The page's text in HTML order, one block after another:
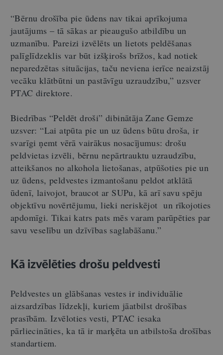
“Bērnu drošība pie ūdens nav tikai aprīkojuma
jautājums – tā sākas ar pieaugušo atbildību un
uzmanību. Pareizi izvēlēts un lietots peldēšanas
palīglīdzeklis var būt izšķirošs brīžos, kad notiek
neparedzētas situācijas, taču neviena ierīce neaizstāj
vecāku klātbūtni un pastāvīgu uzraudzību,” uzsver
PTAC direktore.
Biedrības “Peldēt droši” dibinātāja Zane Gemze
uzsver: “Lai atpūta pie un uz ūdens būtu droša, ir
svarīgi ņemt vērā vairākus nosacījumus: drošu
peldvietas izvēli, bērnu nepārtrauktu uzraudzību,
atteikšanos no alkohola lietošanas, atpūšoties pie un
uz ūdens, peldvestes izmantošanu peldot atklātā
ūdenī, laivojot, braucot ar SUPu, kā arī savu spēju
objektīvu novērtējumu, lieki neriskējot un rīkojoties
apdomīgi. Tikai katrs pats mēs varam parūpēties par
savu veselību un dzīvības saglabāšanu.”
Kā izvēlēties drošu peldvesti
Peldvestes un glābšanas vestes ir individuālie
aizsardzības līdzekļi, kuriem jāatbilst drošības
prasībām. Izvēloties vesti, PTAC iesaka
pārliecināties, ka tā ir marķēta un atbilstoša drošības
standartiem.